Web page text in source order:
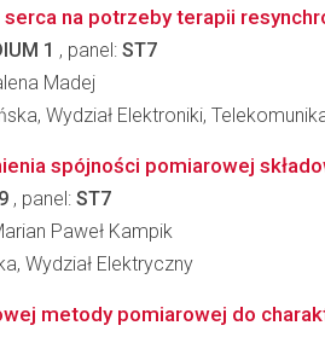
serca na potrzeby terapii
1 , panel: ST7
Madej
Wydział Elektroniki,
spójności pomiarowej
, panel: ST7
Paweł Kampik
Wydział Elektryczny
metody pomiarowej do